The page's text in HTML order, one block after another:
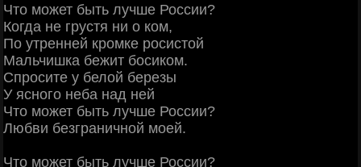
Что может быть лучше России?
Когда не грустя ни о ком,
По утренней кромке росистой
Мальчишка бежит босиком.
Спросите у белой березы
У ясного неба над ней
Что может быть лучше России?
Любви безграничной моей.
Что может быть лучше России?